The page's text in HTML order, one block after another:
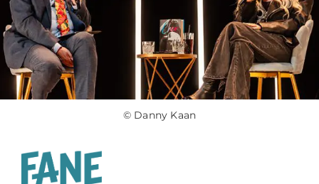
© Danny Kaan